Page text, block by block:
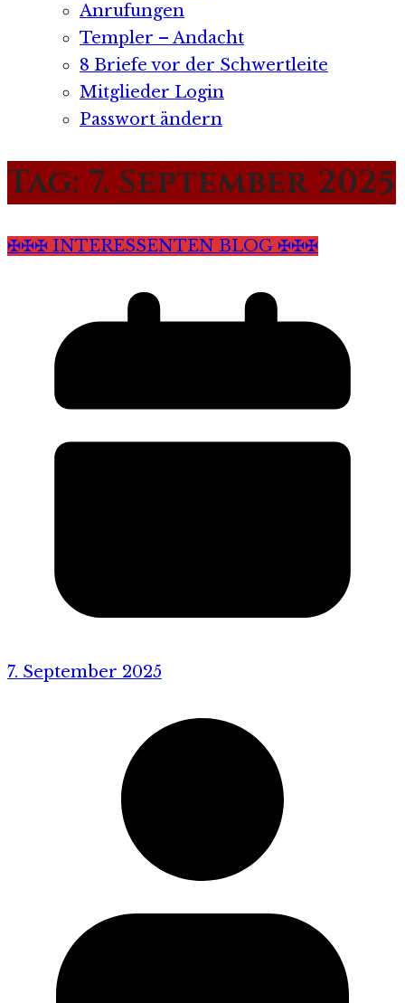
Anrufungen
Templer – Andacht
8 Briefe vor der Schwertleite
Mitglieder Login
Passwort ändern
Tag: 7. September 2025
✠✠✠ INTERESSENTEN BLOG ✠✠✠
7. September 2025